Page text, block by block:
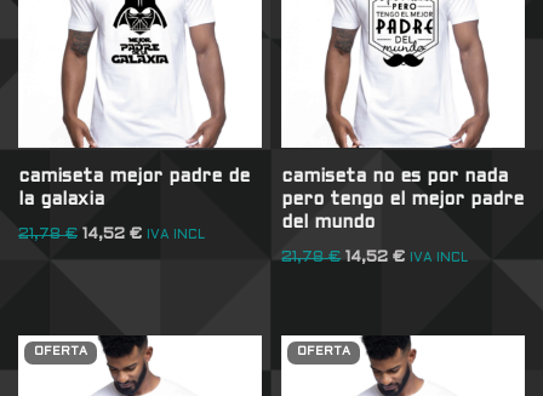
camiseta mejor padre de
la galaxia
21,78€ 14,52 € IVA INCL
camiseta no es por nada
pero tengo el mejor padre
del mundo
21,78€ 14,52€ IVA INCL
OFERTA OFERTA